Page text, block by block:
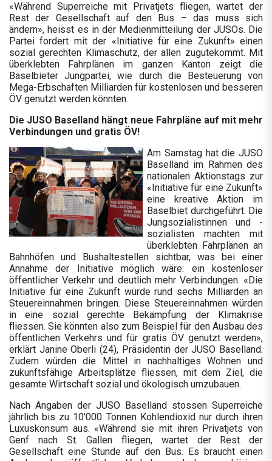
«Während Superreiche mit Privatjets fliegen, wartet der
Rest der Gesellschaft auf den Bus – das muss sich
ändern», heisst es in der Medienmitteilung der JUSOs. Die
Partei fordert mit der «Initiative für eine Zukunft» einen
sozial gerechten Klimaschutz, der allen zugutekommt. Mit
überklebten Fahrplänen im ganzen Kanton zeigt die
Baselbieter Jungpartei, wie durch die Besteuerung von
Mega-Erbschaften Milliarden für kostenlosen und besseren
ÖV genutzt werden könnten.
Die JUSO Baselland hängt neue Fahrpläne auf mit mehr
Verbindungen und gratis ÖV!
Am Samstag hat die JUSO
Baselland im Rahmen des
nationalen Aktionstags zur
«Initiative für eine Zukunft»
eine kreative Aktion im
Baselbiet durchgeführt. Die
Jungsozialistinnen und -
sozialisten machten mit
überklebten Fahrplänen an
Bahnhöfen und Bushaltestellen sichtbar, was bei einer
Annahme der Initiative möglich wäre: ein kostenloser
öffentlicher Verkehr und deutlich mehr Verbindungen. «Die
Initiative für eine Zukunft würde rund sechs Milliarden an
Steuereinnahmen bringen. Diese Steuereinnahmen würden
in eine sozial gerechte Bekämpfung der Klimakrise
fliessen. Sie könnten also zum Beispiel für den Ausbau des
öffentlichen Verkehrs und für gratis ÖV genutzt werden»,
erklärt Janine Oberli (24), Präsidentin der JUSO Baselland.
Zudem würden die Mittel in nachhaltiges Wohnen und
zukunftsfähige Arbeitsplätze fliessen, mit dem Ziel, die
gesamte Wirtschaft sozial und ökologisch umzubauen.
Nach Angaben der JUSO Baselland stossen Superreiche
jährlich bis zu 10'000 Tonnen Kohlendioxid nur durch ihren
Luxuskonsum aus. «Während sie mit ihren Privatjets von
Genf nach St. Gallen fliegen, wartet der Rest der
Gesellschaft eine Stunde auf den Bus. Es braucht einen